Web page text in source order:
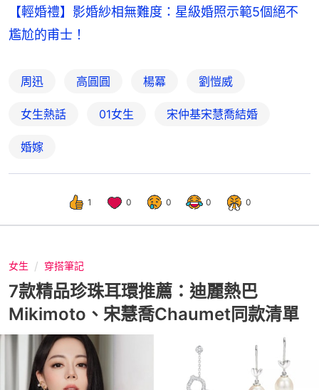
【輕婚禮】影婚紗相無難度：星級婚照示範5個絕不
尷尬的甫士！
周迅 高圓圓 楊冪 劉愷威
女生熱話 01女生 宋仲基宋慧喬結婚
婚嫁
1 0 0 0 0
女生 穿搭筆記
7款精品珍珠耳環推薦：迪麗熱巴
Mikimoto、宋慧喬Chaumet同款清單